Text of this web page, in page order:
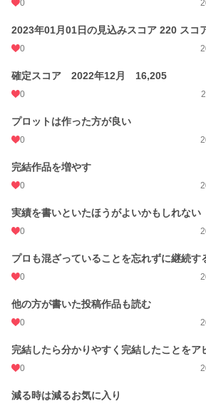
0
2023年01月01日の見込みスコア 220 スコ
0
確定スコア 2022年12月 16,205
0
プロットは作った方が良い
0
完結作品を増やす
0
実績を書いといたほうがよいかもしれな
0
プロも混ざっていることを忘れずに継続す
0
他の方が書いた投稿作品も読む
0
完結したら分かりやすく完結したことをア
0
減る時は減るお気に入り